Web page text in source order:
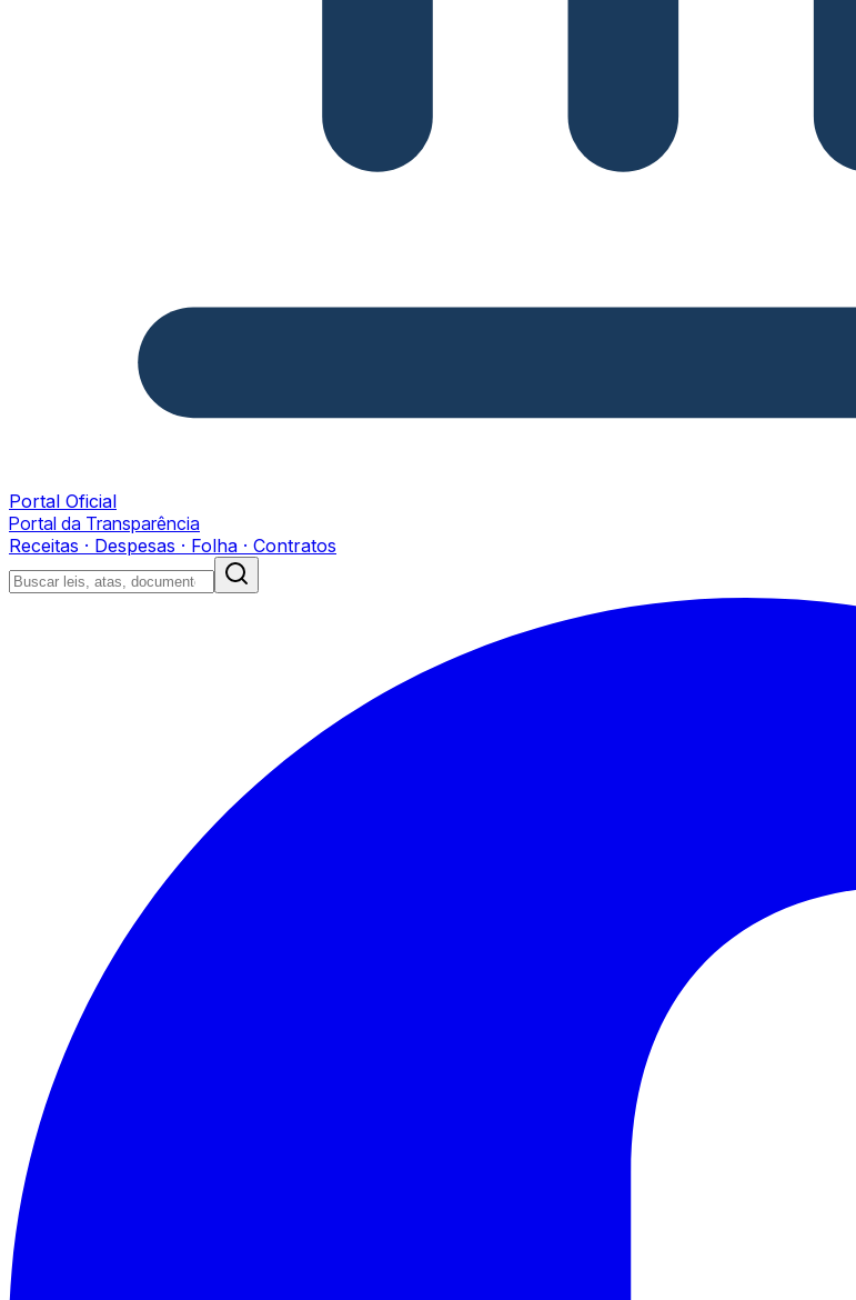
Portal Oficial
Portal da Transparência
Receitas · Despesas · Folha · Contratos